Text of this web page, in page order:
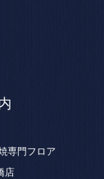
専門フロア
店